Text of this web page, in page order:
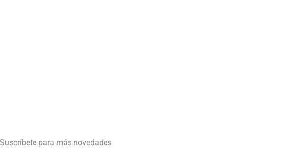
Suscríbete para más novedades